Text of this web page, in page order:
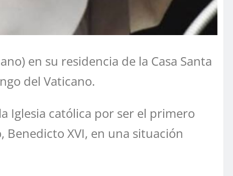
en su residencia de la Casa Santa
del Vaticano.
Iglesia católica por ser el primero
XVI, en una situación